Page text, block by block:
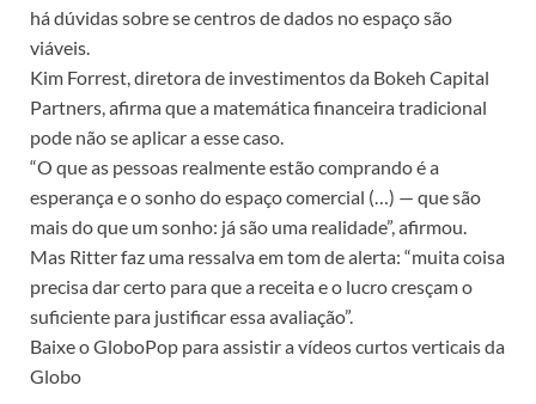
há dúvidas sobre se centros de dados no espaço são
viáveis.
Kim Forrest, diretora de investimentos da Bokeh Capital
Partners, afirma que a matemática financeira tradicional
pode não se aplicar a esse caso.
“O que as pessoas realmente estão comprando é a
esperança e o sonho do espaço comercial (…) — que são
mais do que um sonho: já são uma realidade”, afirmou.
Mas Ritter faz uma ressalva em tom de alerta: “muita coisa
precisa dar certo para que a receita e o lucro cresçam o
suficiente para justificar essa avaliação”.
Baixe o GloboPop para assistir a vídeos curtos verticais da
Globo